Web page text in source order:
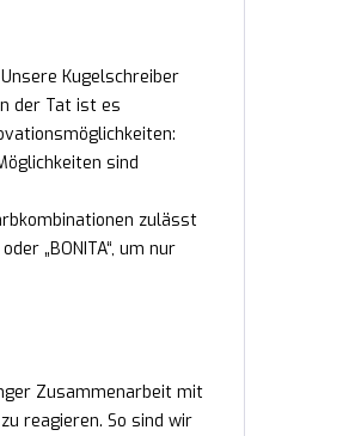
Kugelschreiber
der Tat ist es
sind
zulässt
„BONITA“, um nur
Zusammenarbeit mit
reagieren. So sind wir